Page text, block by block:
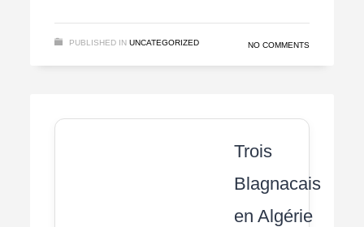
PUBLISHED IN UNCATEGORIZED NO COMMENTS
Trois
Blagnacais
en Algérie